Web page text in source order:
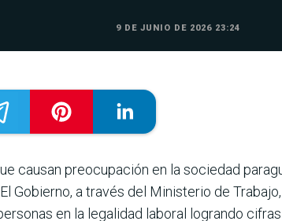
9 DE JUNIO DE 2026 23:24
causan preocupación en la sociedad
Gobierno, a través del Ministerio de
en la legalidad labo­ral logrando